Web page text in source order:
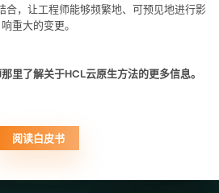
合，让工程师能够频繁地、可预见地进行影
响重大的变更。
里了解关于HCL云原生方法的更多信息。
阅读白皮书